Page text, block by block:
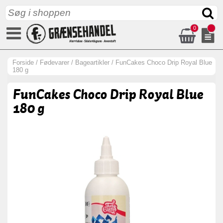
0
Forside / Fødevarer / Bageartikler / FunCakes Choco Drip Royal Blue
180 g
FunCakes Choco Drip Royal Blue
180 g